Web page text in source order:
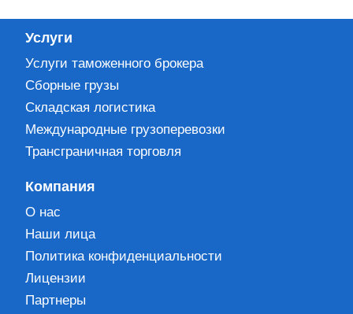
Услуги
Услуги таможенного брокера
Сборные грузы
Складская логистика
Международные грузоперевозки
Трансграничная торговля
Компания
О нас
Наши лица
Политика конфиденциальности
Лицензии
Партнеры